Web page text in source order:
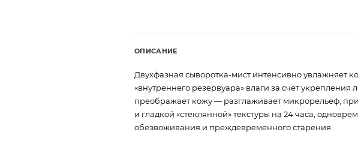
ОПИСАНИЕ
Двухфазная сыворотка-мист интенсивно увлажняет
«внутреннего резервуара» влаги за счет
преображает кожу — разглаживает микрорельеф,
и гладкой «стеклянной» текстуры на 24 часа,
обезвоживания и преждевременного старения.